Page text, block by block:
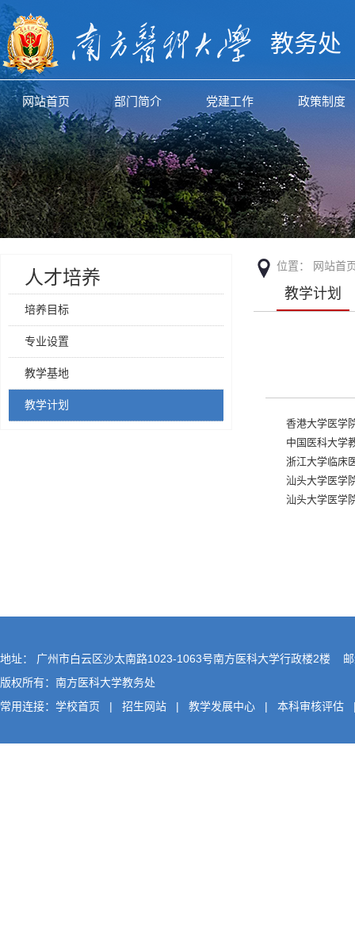
教务处
网站首页 部门简介 党建工作 政策制度
人才培养
培养目标
专业设置
教学基地
教学计划
位置： 网站首
教学计划
香港大学医学
中国医科大学
浙江大学临床
汕头大学医学
汕头大学医学
地址： 广州市白云区沙太南路1023-1063号南方医科大学行政楼2楼
版权所有：南方医科大学教务处
常用连接： 学校首页 | 招生网站 | 教学发展中心 | 本科审核评估